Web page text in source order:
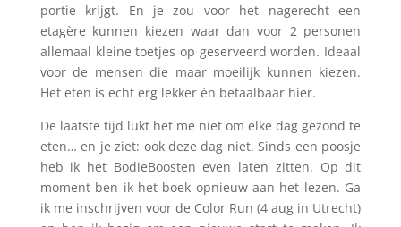
portie krijgt. En je zou voor het nagerecht een
etagère kunnen kiezen waar dan voor 2 personen
allemaal kleine toetjes op geserveerd worden. Ideaal
voor de mensen die maar moeilijk kunnen kiezen.
Het eten is echt erg lekker én betaalbaar hier.
De laatste tijd lukt het me niet om elke dag gezond te
eten… en je ziet: ook deze dag niet. Sinds een poosje
heb ik het BodieBoosten even laten zitten. Op dit
moment ben ik het boek opnieuw aan het lezen. Ga
ik me inschrijven voor de Color Run (4 aug in Utrecht)